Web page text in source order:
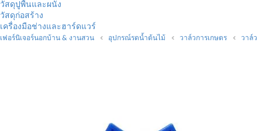
วัสดุปูพื้นและผนัง
วัสดุก่อสร้าง
เครื่องมือช่างและฮาร์ดแวร์
เฟอร์นิเจอร์นอกบ้าน & งานสวน อุปกรณ์รดน้ำต้นไม้ วาล์วการเกษตร วาล์ว